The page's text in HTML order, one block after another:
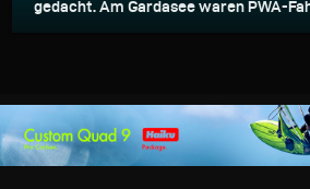
gedacht. Am Gardasee waren PWA-